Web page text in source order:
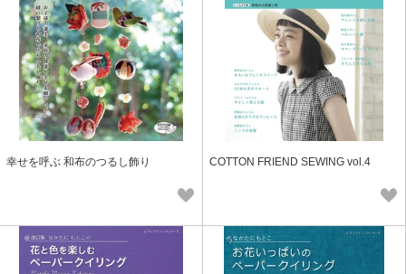
幸せを呼ぶ 和布のつるし飾り COTTON FRIEND SEWING vol.4